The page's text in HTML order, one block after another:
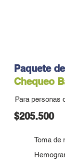
Paquete de
Chequeo
Para personas
$205.500
Toma de